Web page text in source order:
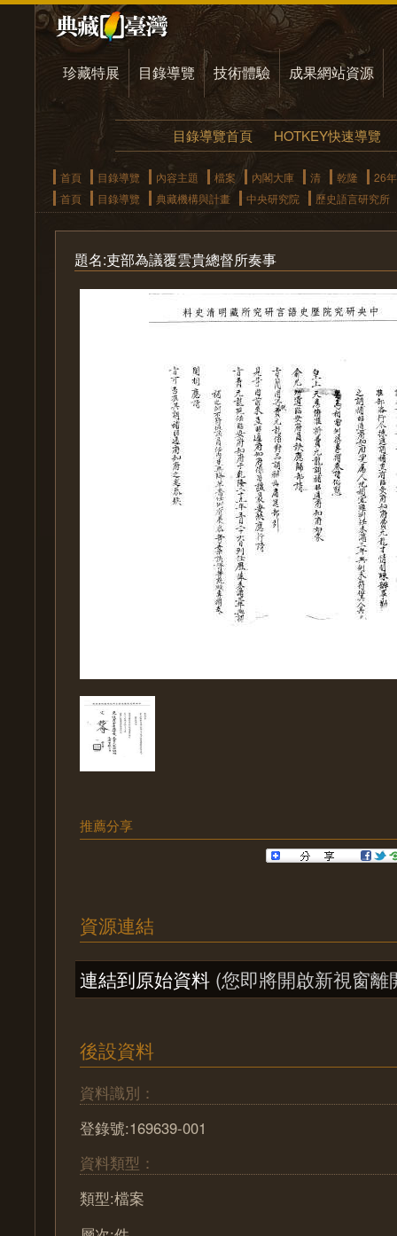
珍藏特展 目錄導覽 技術體驗 成果網站資源
目錄導覽首頁 HOTKEY快速導覽
首頁 目錄導覽 內容主題 檔案 內閣大庫 清 乾隆
26年
首頁
目錄導覽 典藏機構與計畫 中央研究院 歷史語言研究所
題名:吏部為議覆雲貴總督所奏事
推薦分享
資源連結
連結到原始資料 (您即將開啟新視窗離
後設資料
資料識別：
登錄號:169639-001
資料類型：
類型:檔案